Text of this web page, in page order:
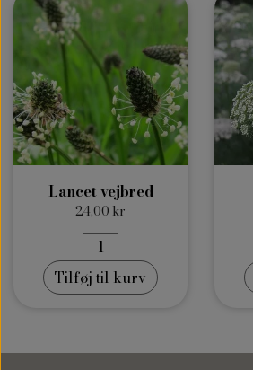
Lancet vejbred
24,00 kr
Tilføj til kurv